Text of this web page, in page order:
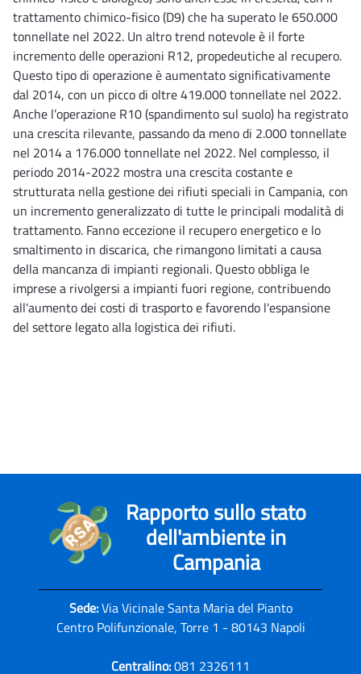
trattamento chimico-fisico (D9) che ha superato le 650.000
tonnellate nel 2022. Un altro trend notevole è il forte
incremento delle operazioni R12, propedeutiche al recupero.
Questo tipo di operazione è aumentato significativamente
dal 2014, con un picco di oltre 419.000 tonnellate nel 2022.
Anche l’operazione R10 (spandimento sul suolo) ha registrato
una crescita rilevante, passando da meno di 2.000 tonnellate
nel 2014 a 176.000 tonnellate nel 2022. Nel complesso, il
periodo 2014-2022 mostra una crescita costante e
strutturata nella gestione dei rifiuti speciali in Campania, con
un incremento generalizzato di tutte le principali modalità di
trattamento. Fanno eccezione il recupero energetico e lo
smaltimento in discarica, che rimangono limitati a causa
della mancanza di impianti regionali. Questo obbliga le
imprese a rivolgersi a impianti fuori regione, contribuendo
all'aumento dei costi di trasporto e favorendo l'espansione
del settore legato alla logistica dei rifiuti.
Rapporto sullo stato
dell'ambiente in
Campania
Sede:Via Vicinale Santa Maria del Pianto
Centro Polifunzionale, Torre 1 - 80143 Napoli
Centralino:081 2326111